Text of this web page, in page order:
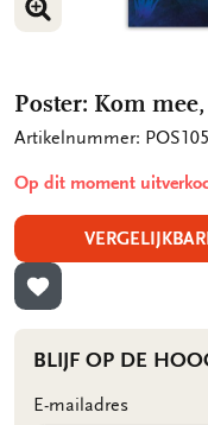
VERGROOT
Poster: Kom
Artikelnummer: POS105
Op dit moment
TOEVOEGEN AAN
BLIJF OP DE
E-mailadres